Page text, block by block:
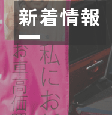
新着情報